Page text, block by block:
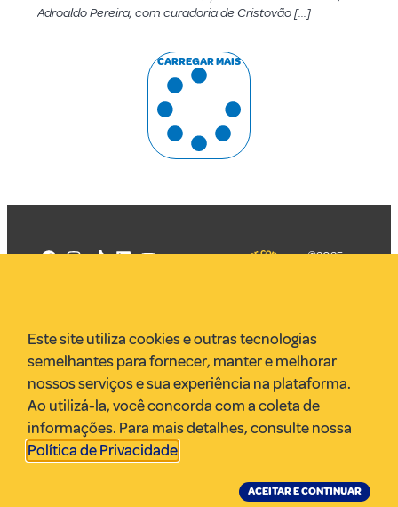
Adroaldo Pereira, com curadoria de Cristovão […]
CARREGAR MAIS
VR Assessoria
Parcerias
Envie uma pauta
Anuncie
©2025
Este site utiliza cookies e outras tecnologias
semelhantes para fornecer, manter e melhorar
nossos serviços e sua experiência na plataforma.
Ao utilizá-la, você concorda com a coleta de
informações. Para mais detalhes, consulte nossa
Política de Privacidade.
ACEITAR E CONTINUAR